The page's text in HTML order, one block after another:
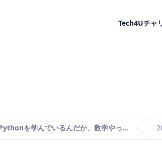
Tech4Uチャ
を学んでいるんだか、数学やっ...